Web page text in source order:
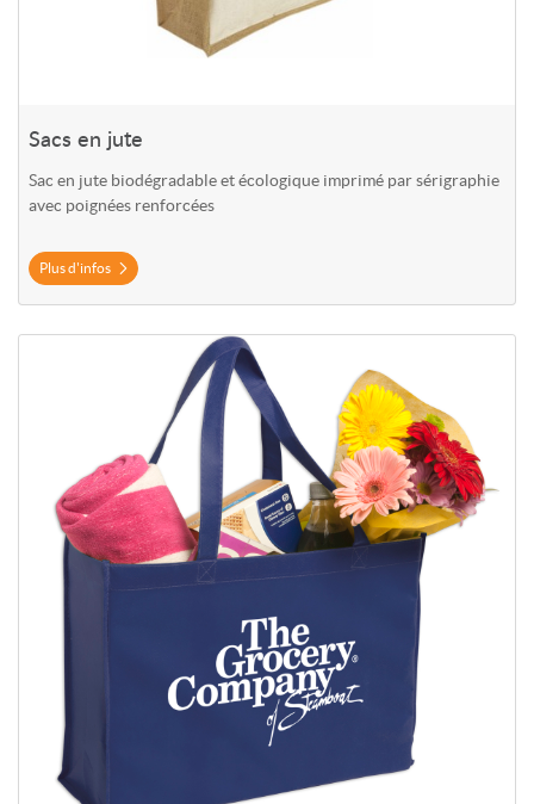
Sacs en jute
Sac en jute biodégradable et écologique imprimé par sérigraphie
avec poignées renforcées
Plus d'infos
Plus d'infos Sacs en polypropylène